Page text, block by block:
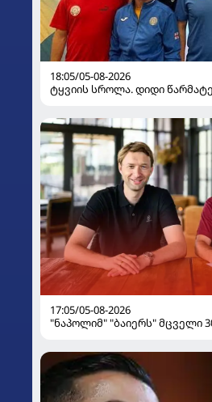
18:05/05-08-2026
ტყვიის სროლა. დიდი
17:05/05-08-2026
"ნაპოლიმ" "ბაიერს" მცველი